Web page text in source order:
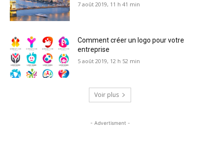
7 août 2019, 11 h 41 min
Comment créer un logo pour votre
entreprise
5 août 2019, 12 h 52 min
Voir plus
- Advertisment -